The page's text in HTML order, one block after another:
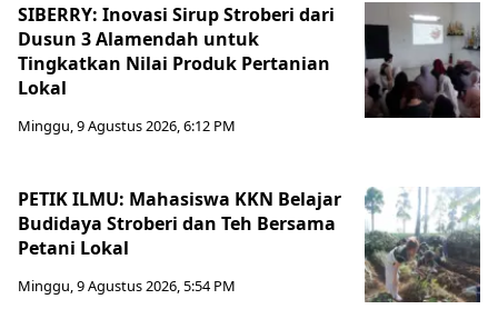
SIBERRY: Inovasi Sirup Stroberi dari
Dusun 3 Alamendah untuk
Tingkatkan Nilai Produk Pertanian
Lokal
Minggu, 9 Agustus 2026, 6:12 PM
PETIK ILMU: Mahasiswa KKN Belajar
Budidaya Stroberi dan Teh Bersama
Petani Lokal
Minggu, 9 Agustus 2026, 5:54 PM